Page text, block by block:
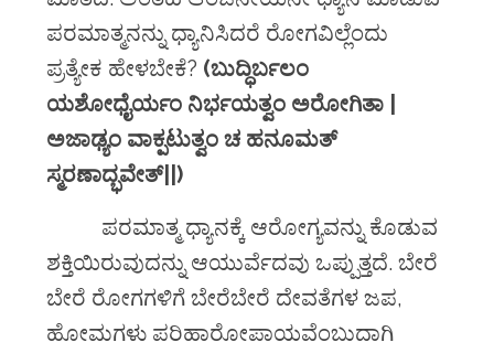
ಪರಮಾತ್ಮನನ್ನು ಧ್ಯಾನಿಸಿದರೆ ರೋಗವಿಲ್ಲೆಂದು
ಪ್ರತ್ಯೇಕ ಹೇಳಬೇಕೆ? (ಬುದ್ಧಿರ್ಬಲಂ
ಯಶೋಧೈರ್ಯಂ ನಿರ್ಭಯತ್ವಂ ಅರೋಗಿತಾ |
ಅಜಾಢ್ಯಂ ವಾಕ್ಪಟುತ್ವಂ ಚ ಹನೂಮತ್
ಸ್ಮರಣಾದ್ಭವೇತ್||)
ಪರಮಾತ್ಮ ಧ್ಯಾನಕ್ಕೆ ಆರೋಗ್ಯವನ್ನು ಕೊಡುವ
ಶಕ್ತಿಯಿರುವುದನ್ನು ಆಯುರ್ವೆದವು ಒಪ್ಪುತ್ತದೆ. ಬೇರೆ
ಬೇರೆ ರೋಗಗಳಿಗೆ ಬೇರೆಬೇರೆ ದೇವತೆಗಳ ಜಪ,
ಹೋಮಗಳು ಪರಿಹಾರೋಪಾಯವೆಂಬುದಾಗಿ